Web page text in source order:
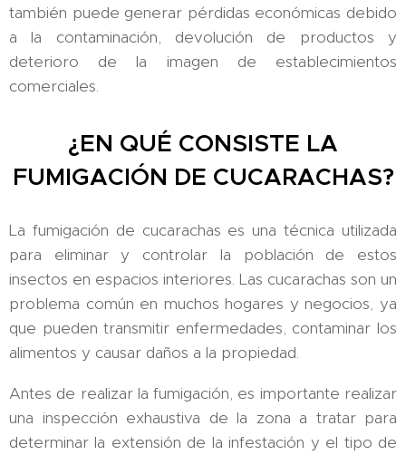
también puede generar pérdidas económicas debido
a la contaminación, devolución de productos y
deterioro de la imagen de establecimientos
comerciales.
¿EN QUÉ CONSISTE LA
FUMIGACIÓN DE CUCARACHAS?
La fumigación de cucarachas es una técnica utilizada
para eliminar y controlar la población de estos
insectos en espacios interiores. Las cucarachas son un
problema común en muchos hogares y negocios, ya
que pueden transmitir enfermedades, contaminar los
alimentos y causar daños a la propiedad.
Antes de realizar la fumigación, es importante realizar
una inspección exhaustiva de la zona a tratar para
determinar la extensión de la infestación y el tipo de